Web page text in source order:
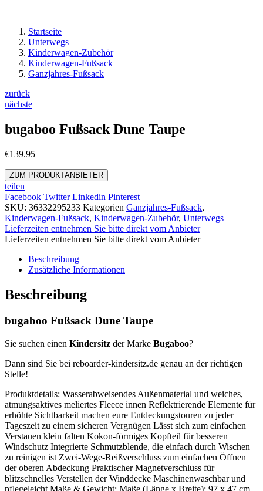
Startseite
Unterwegs
Kinderwagen-Zubehör
Kinderwagen-Fußsack
Ganzjahres-Fußsack
zurück
nächste
bugaboo Fußsack Dune Taupe
€139.95
ZUM PRODUKTANBIETER
teilen
Facebook TwitterLinkedin Pinterest
SKU: 36332295233 Kategorien Ganzjahres-Fußsack,
Kinderwagen-Fußsack, Kinderwagen-Zubehör, Unterwegs
Lieferzeiten entnehmen Sie bitte direkt vom Anbieter
Lieferzeiten entnehmen Sie bitte direkt vom Anbieter
Beschreibung
Zusätzliche Informationen
Beschreibung
bugaboo Fußsack Dune Taupe
Sie suchen einen Kindersitz der Marke Bugaboo?
Dann sind Sie bei reboarder-kindersitz.de genau an der richtigen
Stelle!
Produktdetails: Wasserabweisendes Außenmaterial und weiches,
atmungsaktives meliertes Fleece innen Reflektrierende Elemente für
erhöhte Sichtbarkeit machen eure Entdeckungstouren zu jeder
Tageszeit zu einem sicheren Vergnügen Lässt sich zum einfachen
Verstauen klein falten Kokon-förmiges Kopfteil für besseren
Windschutz Integrierte Schmutzblende, die einfach durch Wischen
zu reinigen ist Zwei-Wege-Reißverschluss zum einfachen Öffnen
der oberen Abdeckung Praktischer Magnetverschluss für
blitzschnelles Verstellen der Winddecke Maschinenwaschbar und
pflegeleicht Maße & Gewicht: Maße (Länge x Breite): 97 x 47 cm